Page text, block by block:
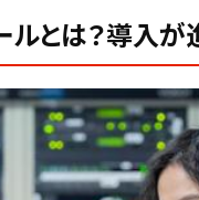
ルを“収益最大化ツ
の防止によるキャッシュフ
可視化による収益性向上
管理ツールは「業務
ルとは？導入が